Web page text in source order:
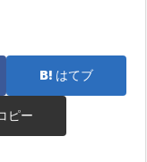
はてブ
ピー